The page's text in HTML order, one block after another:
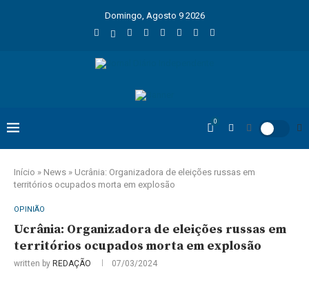
Domingo, Agosto 9 2026
0
Início » News » Ucrânia: Organizadora de eleições russas em
territórios ocupados morta em explosão
OPINIÃO
Ucrânia: Organizadora de eleições russas em
territórios ocupados morta em explosão
written by REDAÇÃO 07/03/2024